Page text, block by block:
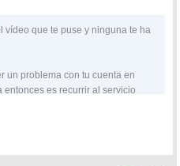
vídeo que te puse y ninguna te ha
un problema con tu cuenta en
entonces es recurrir al servicio